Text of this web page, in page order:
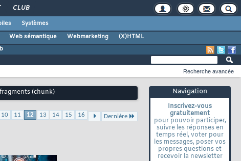
CLUB
Systèmes
Web sémantique Webmarketing
(X)HTML
Navigation
Inscrivez-vous
gratuitement
pour pouvoir participer,
suivre les réponses en
temps réel, voter pour
les messages, poser vos
propres questions et
recevoir la newsletter
Recherche avancée
(chunk)
10 11 12 13 14 15 16 Dernière